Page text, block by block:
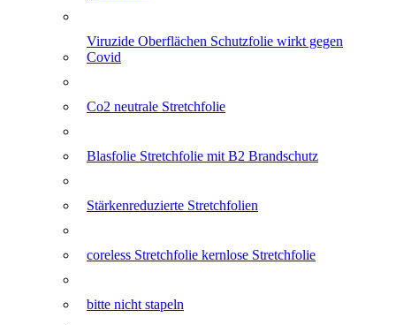
Viruzide Oberflächen Schutzfolie wirkt gegen
Covid
Co2 neutrale Stretchfolie
Blasfolie Stretchfolie mit B2 Brandschutz
Stärkenreduzierte Stretchfolien
coreless Stretchfolie kernlose Stretchfolie
bitte nicht stapeln